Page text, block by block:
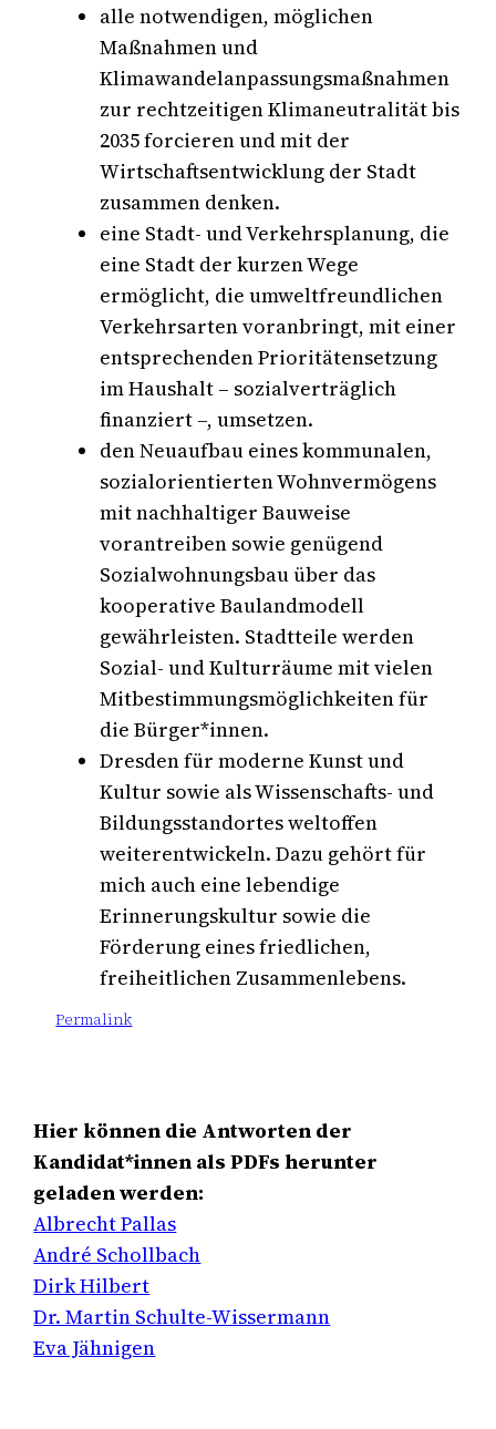
alle notwendigen, möglichen
Maßnahmen und
Klimawandelanpassungsmaßnahmen
zur rechtzeitigen Klimaneutralität bis
2035 forcieren und mit der
Wirtschaftsentwicklung der Stadt
zusammen denken.
eine Stadt- und Verkehrsplanung, die
eine Stadt der kurzen Wege
ermöglicht, die umweltfreundlichen
Verkehrsarten voranbringt, mit einer
entsprechenden Prioritätensetzung
im Haushalt – sozialverträglich
finanziert –, umsetzen.
den Neuaufbau eines kommunalen,
sozialorientierten Wohnvermögens
mit nachhaltiger Bauweise
vorantreiben sowie genügend
Sozialwohnungsbau über das
kooperative Baulandmodell
gewährleisten. Stadtteile werden
Sozial- und Kulturräume mit vielen
Mitbestimmungsmöglichkeiten für
die Bürger*innen.
Dresden für moderne Kunst und
Kultur sowie als Wissenschafts- und
Bildungsstandortes weltoffen
weiterentwickeln. Dazu gehört für
mich auch eine lebendige
Erinnerungskultur sowie die
Förderung eines friedlichen,
freiheitlichen Zusammenlebens.
Permalink
Hier können die Antworten der
Kandidat*innen als PDFs herunter
geladen werden:
Albrecht Pallas
André Schollbach
Dirk Hilbert
Dr. Martin Schulte-Wissermann
Eva Jähnigen